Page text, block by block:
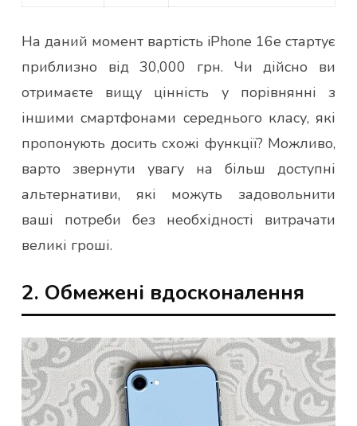
На даний момент вартість iPhone 16e стартує
приблизно від 30,000 грн. Чи дійсно ви
отримаєте вищу цінність у порівнянні з
іншими смартфонами середнього класу, які
пропонують досить схожі функції? Можливо,
варто звернути увагу на більш доступні
альтернативи, які можуть задовольнити
ваші потреби без необхідності витрачати
великі гроші.
2. Обмежені вдосконалення